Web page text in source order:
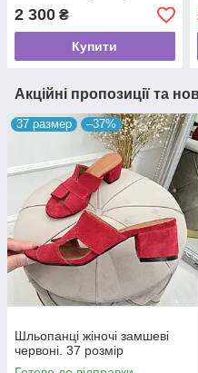
2 300 ₴
Купити
Акційні пропозиції та
37 размер –37%
Шльопанці жіночі замшеві
червоні. 37 розмір